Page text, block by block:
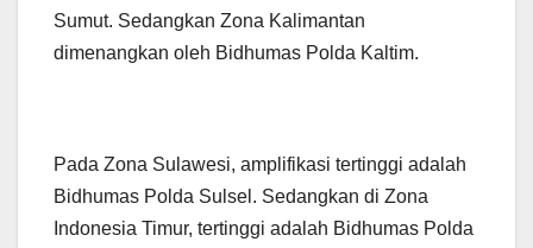
Sumut. Sedangkan Zona Kalimantan
dimenangkan oleh Bidhumas Polda Kaltim.
Pada Zona Sulawesi, amplifikasi tertinggi adalah
Bidhumas Polda Sulsel. Sedangkan di Zona
Indonesia Timur, tertinggi adalah Bidhumas Polda